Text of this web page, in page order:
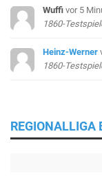
Wuffi vor 5
1860-
Heinz-Werner
1860-
REGIONALLIGA